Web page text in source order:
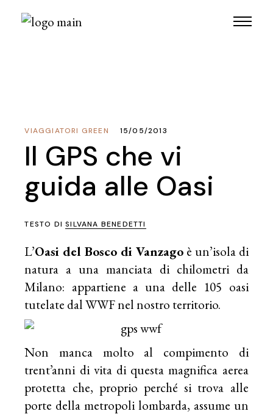
VIAGGIATORI GREEN 15/05/2013
Il GPS che vi
guida alle Oasi
TESTO DISILVANA BENEDETTI
L’Oasi del Bosco di Vanzagoè un’isola di
natura a una manciata di chilometri da
Milano: appartiene a una delle 105 oasi
tutelate dal WWF nel nostro territorio.
Non manca molto al compimento di
trent’anni di vita di questa magnifica aerea
protetta che, proprio perché si trova alle
porte della metropoli lombarda, assume un